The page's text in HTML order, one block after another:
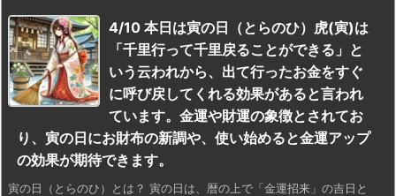
4/10 本日は寅の日（とらのひ）虎(寅)は
「千里行って千里戻ることができる」と
いう云われから、出て行ったお金をすぐ
に呼び戻してくれる効果があると言われ
ています。金運や財運の象徴とされてお
り、寅の日にお財布の新調や、使い始めると金運アップ
の効果が期待できます。
寅の日（とらのひ）とは？ 寅の日は、暦の上で「金運招来」の吉日と